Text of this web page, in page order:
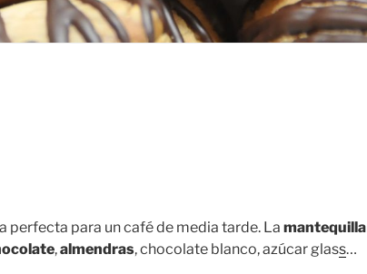
perfecta para un café de media tarde. La mantequilla
,almendras, chocolate blanco, azúcar glass…